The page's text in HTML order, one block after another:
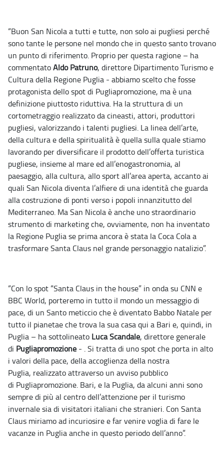
​“Buon San Nicola a tutti e tutte, non solo ai pugliesi perché
sono tante le persone nel mondo che in questo santo trovano
un punto di riferimento. Proprio per questa ragione – ha
commentatoAldo Patruno, direttore Dipartimento Turismo e
Cultura della Regione Puglia - abbiamo scelto che fosse
protagonista dello spot di Pugliapromozione, ma è una
definizione piuttosto riduttiva. Ha la struttura di un
cortometraggio realizzato da cineasti, attori, produttori
pugliesi, valorizzando i talenti pugliesi. La linea dell’arte,
della cultura e della spiritualità è quella sulla quale stiamo
lavorando per diversificare il prodotto dell’offerta turistica
pugliese, insieme al mare ed all’enogastronomia, al
paesaggio, alla cultura, allo sport all’area aperta, accanto ai
quali San Nicola diventa l’alfiere di una identità che guarda
alla costruzione di ponti verso i popoli innanzitutto del
Mediterraneo. Ma San Nicola è anche uno straordinario
strumento di marketing che, ovviamente, non ha inventato
la Regione Puglia se prima ancora è stata la Coca Cola a
trasformare Santa Claus nel grande personaggio natalizio”.
“Con lo spot “Santa Claus in the house” in onda su CNN e
BBC World, porteremo in tutto il mondo un messaggio di
pace, di un Santo meticcio che è diventato Babbo Natale per
tutto il pianetae che trova la sua casa qui a Bari e, quindi, in
Puglia – ha sottolineato Luca Scandale, direttore generale
di Pugliapromozione - . Si tratta di uno spot che porta in alto
i valori della pace, della accoglienza della nostra
Puglia, realizzato attraverso un avviso pubblico
di Pugliapromozione. Bari, e la Puglia, da alcuni anni sono
sempre di più al centro dell’attenzione per il turismo
invernale sia di visitatori italiani che stranieri. Con Santa
Claus miriamo ad incuriosire e far venire voglia di fare le
vacanze in Puglia anche in questo periodo dell’anno”.